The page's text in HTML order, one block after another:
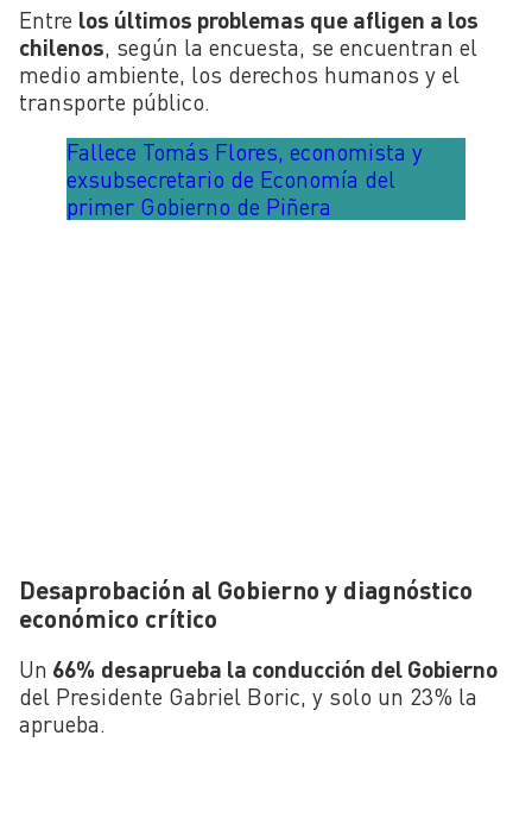
Entre los últimos problemas que afligen a los
chilenos, según la encuesta, se encuentran el
medio ambiente, los derechos humanos y el
transporte público.
Fallece Tomás Flores, economista y
exsubsecretario de Economía del
primer Gobierno de Piñera
Desaprobación al Gobierno y diagnóstico
económico crítico
Un 66% desaprueba la conducción del Gobierno
del Presidente Gabriel Boric, y solo un 23% la
aprueba.